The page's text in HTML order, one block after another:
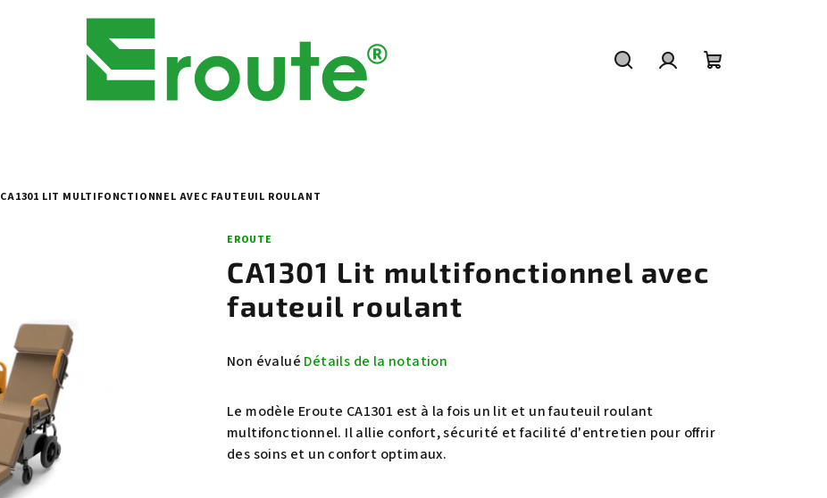
CA1301 LIT MULTIFONCTIONNEL AVEC FAUTEUIL ROULANT
EROUTE
CA1301 Lit multifonctionnel avec
fauteuil roulant
L'évaluation
du
produit
est
Non évalué Détails de la notation
Le modèle Eroute CA1301 est à la fois un lit et un fauteuil roulant
multifonctionnel. Il allie confort, sécurité et facilité d'entretien pour offrir
des soins et un confort optimaux.